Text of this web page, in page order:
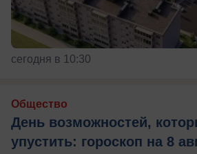
сегодня в 10:30
Общество
День возможностей,
упустить: гороскоп на 8